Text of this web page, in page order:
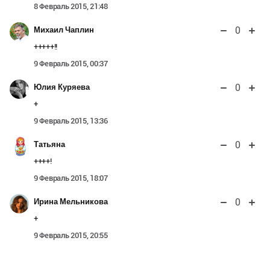
8 Февраль 2015, 21:48
Михаил Чаплин 0
+++++!!
9 Февраль 2015, 00:37
Юлия Куряева 0
+
9 Февраль 2015, 13:36
Татьяна 0
++++!
9 Февраль 2015, 18:07
Ирина Мельникова 0
+
9 Февраль 2015, 20:55